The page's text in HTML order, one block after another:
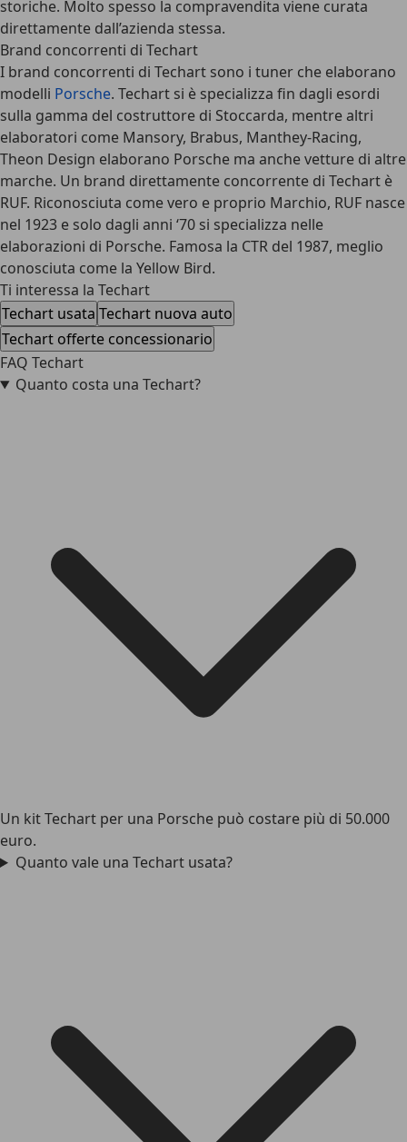
storiche. Molto spesso la compravendita viene curata
direttamente dall’azienda stessa.
Brand concorrenti di Techart
I brand concorrenti di Techart sono i tuner che elaborano
modelli Porsche. Techart si è specializza fin dagli esordi
sulla gamma del costruttore di Stoccarda, mentre altri
elaboratori come Mansory, Brabus, Manthey-Racing,
Theon Design elaborano Porsche ma anche vetture di altre
marche. Un brand direttamente concorrente di Techart è
RUF. Riconosciuta come vero e proprio Marchio, RUF nasce
nel 1923 e solo dagli anni ‘70 si specializza nelle
elaborazioni di Porsche. Famosa la CTR del 1987, meglio
conosciuta come la Yellow Bird.
Ti interessa la Techart
Techart usata Techart nuova auto
Techart offerte concessionario
FAQ Techart
Quanto costa una Techart?
Un kit Techart per una Porsche può costare più di 50.000
euro.
Quanto vale una Techart usata?